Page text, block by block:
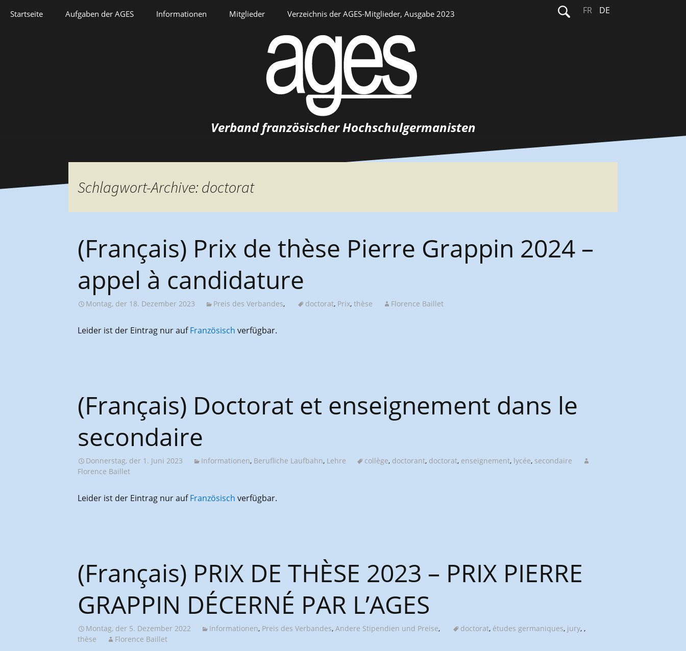
zumStartseite Aufgaben der AGES
Hommage
Studientage
Informationen
Auswahlverfahren
Stellenangebote
Mitglieder
Persönlicher Bereich
Verzeichnis der AGES-Mitglieder, Ausgabe 2023
Suchen
nach:
FR DE
Verband französischer Hochschulgermanisten
Schlagwort-Archive: doctorat
(Français) Prix de thèse Pierre Grappin 2024 –
appel à candidature
Montag, der 18. Dezember 2023 Preis des Verbandes, doctorat, Prix, thèse Florence Baillet
Leider ist der Eintrag nur aufFranzösisch verfügbar.
(Français) Doctorat et enseignement dans le
secondaire
Donnerstag, der 1. Juni 2023 Informationen, Berufliche Laufbahn, Lehre collège, doctorant, doctorat, enseignement, lycée, secondaire
Florence Baillet
Leider ist der Eintrag nur aufFranzösisch verfügbar.
(Français) PRIX DE THÈSE 2023 – PRIX PIERRE
GRAPPIN DÉCERNÉ PAR L’AGES
Montag, der 5. Dezember 2022 Informationen, Preis des Verbandes, Andere Stipendien und Preise, doctorat, études germaniques, jury, ,
thèse
Florence Baillet